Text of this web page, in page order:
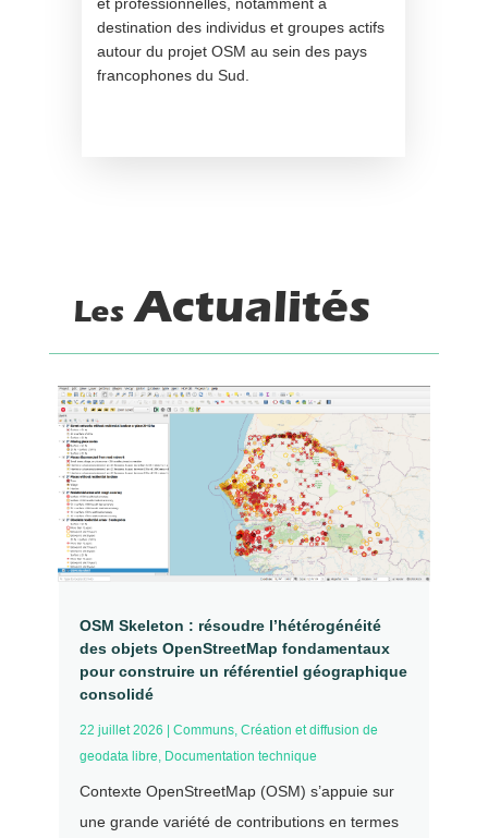
et professionnelles, notamment à
destination des individus et groupes actifs
autour du projet OSM au sein des pays
francophones du Sud.
LesActualités
OSM Skeleton : résoudre l’hétérogénéité
des objets OpenStreetMap fondamentaux
pour construire un référentiel géographique
consolidé
22 juillet 2026 Communs, Création et diffusion de
geodata libre, Documentation technique
Contexte OpenStreetMap (OSM) s’appuie sur
une grande variété de contributions en termes